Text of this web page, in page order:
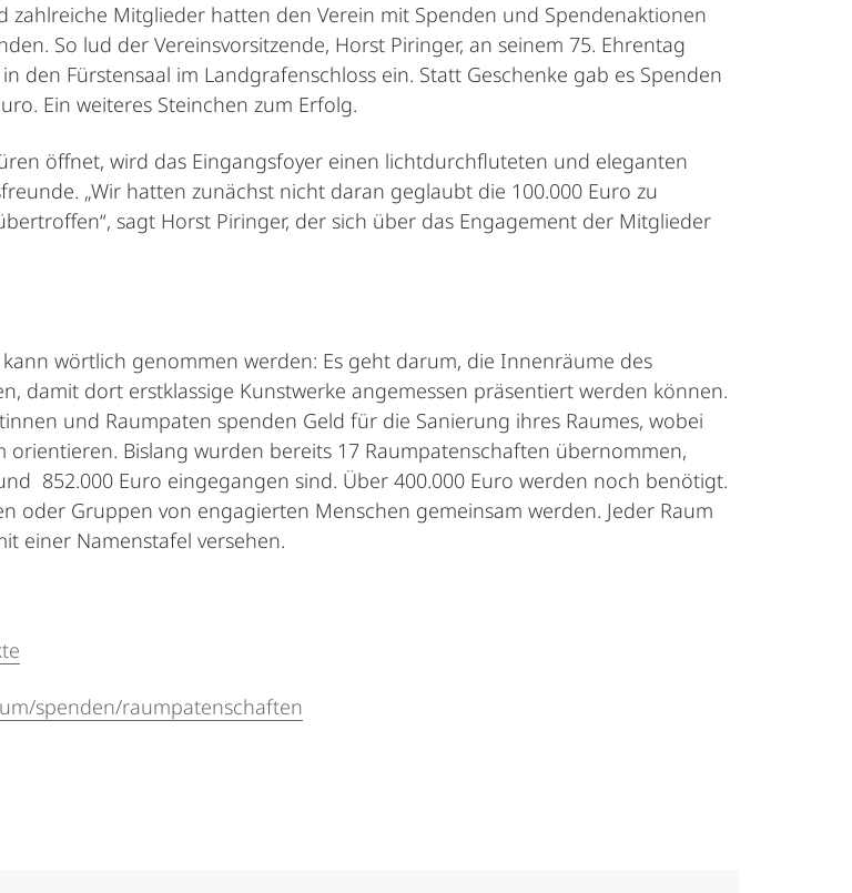
Mitglieder hatten den Verein mit Spenden und Spendenaktionen
So lud der Vereinsvorsitzende, Horst Piringer, an seinem 75. Ehrentag
den Fürstensaal im Landgrafenschloss ein. Statt Geschenke gab es Spenden
Ein weiteres Steinchen zum Erfolg.
öffnet, wird das Eingangsfoyer einen lichtdurchfluteten und eleganten
„Wir hatten zunächst nicht daran geglaubt die 100.000 Euro zu
sagt Horst Piringer, der sich über das Engagement der Mitglieder
wörtlich genommen werden: Es geht darum, die Innenräume des
damit dort erstklassige Kunstwerke angemessen präsentiert werden können.
und Raumpaten spenden Geld für die Sanierung ihres Raumes, wobei
Bislang wurden bereits 17 Raumpatenschaften übernommen,
852.000 Euro eingegangen sind. Über 400.000 Euro werden noch benötigt.
oder Gruppen von engagierten Menschen gemeinsam werden. Jeder Raum
einer Namenstafel versehen.
spenden/raumpatenschaften